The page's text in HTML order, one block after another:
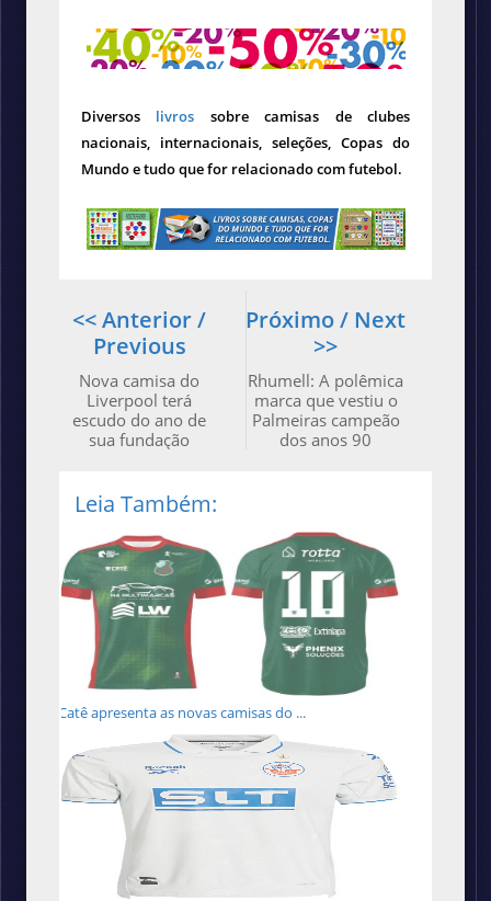
Diversos livros sobre camisas de clubes
nacionais, internacionais, seleções, Copas do
Mundo e tudo que for relacionado com futebol.
Próximo / Next
>>
Rhumell: A polêmica
marca que vestiu o
Palmeiras campeão
dos anos 90
<< Anterior /
Previous
Nova camisa do
Liverpool terá
escudo do ano de
sua fundação
Leia Também:
Catê apresenta as novas camisas do ...